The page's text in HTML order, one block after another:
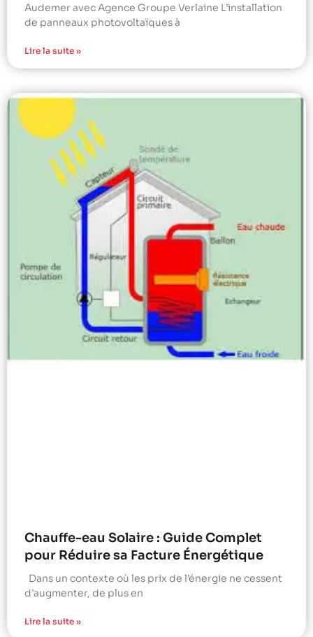
Audemer avec Agence Groupe Verlaine L’installation
de panneaux photovoltaïques à
Lire la suite »
Chauffe-eau Solaire : Guide Complet
pour Réduire sa Facture Énergétique
Dans un contexte où les prix de l’énergie ne cessent
d’augmenter, de plus en
Lire la suite »